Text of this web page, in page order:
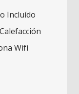
Incluído
Calefacción
Wifi